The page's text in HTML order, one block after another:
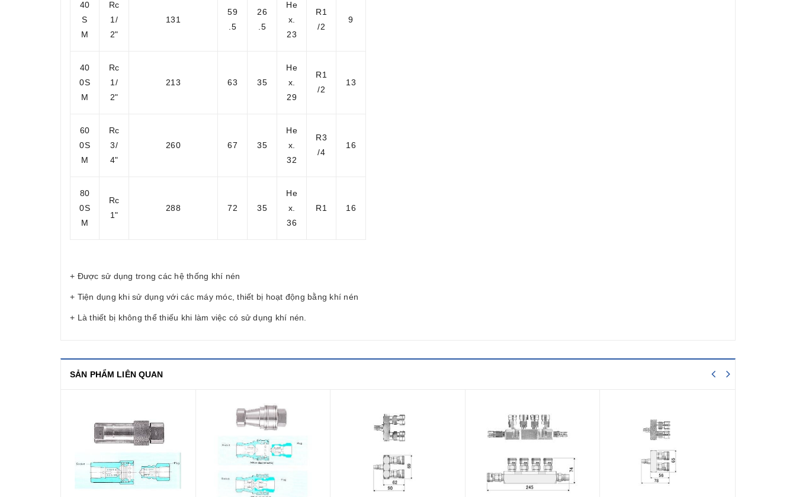
40
S
M
Rc
1/
2"
131
59
.5
26
.5
He
x.
23
R1
/2
9
40
0S
M
Rc
1/
2"
213 63 35
He
x.
29
R1
/2
13
60
0S
M
Rc
3/
4"
260 67 35
He
x.
32
R3
/4
16
80
0S
M
Rc
1"
288 72 35
He
x.
36
R1 16
+ Được sử dụng trong các hệ thống khí nén
+ Tiện dụng khi sử dụng với các máy móc, thiết bị hoạt động bằng khí nén
+ Là thiết bị không thể thiếu khi làm việc có sử dụng khí nén.
SẢN PHẨM LIÊN QUAN